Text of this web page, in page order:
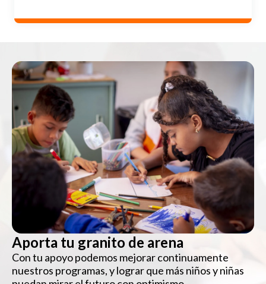
Aporta tu granito de arena
Con tu apoyo podemos mejorar continuamente
nuestros programas, y lograr que más niños y niñas